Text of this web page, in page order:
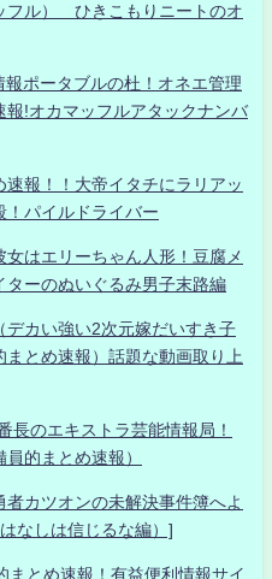
フル） ひきこもりニートのオ
ポータブルの杜！オネエ管理
報!オカマッフルアタックナンバ
報！！大帝イタチにラリアッ
！パイルドライバー
はエリーちゃん人形！豆腐メ
ターのぬいぐるみ男子末路編
デカい強い2次元嫁だいすき子
とめ速報）話題な動画取り上
長のエキストラ芸能情報局！
的まとめ速報）
カツオンの未解決事件簿へよ
なしは信じるな編）]
とめ速報！有益便利情報サイ